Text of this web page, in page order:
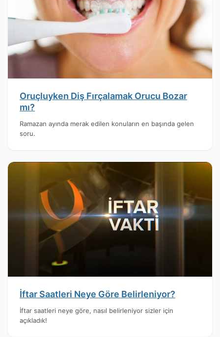
Oruçluyken Diş Fırçalamak Orucu Bozar
mı?
Ramazan ayında merak edilen konuların en başında gelen
soru.
İftar Saatleri Neye Göre Belirleniyor?
İftar saatleri neye göre, nasıl belirleniyor sizler için
açıkladık!